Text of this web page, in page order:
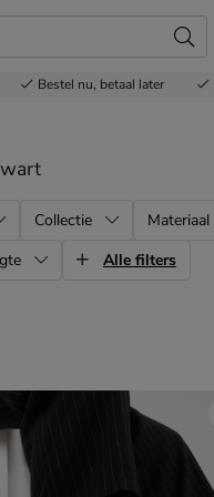
Bestel nu, betaal later
Collectie Materiaal
Alle filters